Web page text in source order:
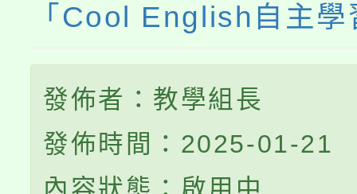
系所師生報名參加。
「Cool English自主
發佈者：教學組長
發佈時間：2025-01-21